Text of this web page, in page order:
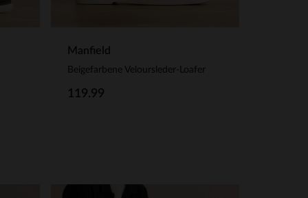
Manfield
Beigefarbene Veloursleder-Loafer
119.99